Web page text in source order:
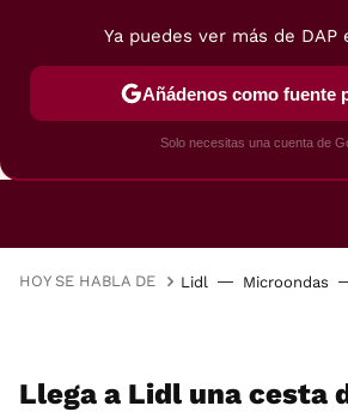
FREIDORAS DE
HOY SE HABLA DE Lidl Microondas
Llega a Lidl una cesta
Ya puedes ver más de DAP
Añádenos como fuente
Solo necesitas una cuenta de